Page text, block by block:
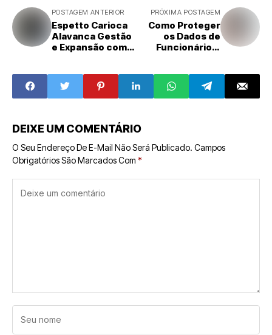
POSTAGEM ANTERIOR
Espetto Carioca
Alavanca Gestão
e Expansão com
PRÓXIMA POSTAGEM
Como Proteger
os Dados de
Funcionários:
Digital
DEIXE UM COMENTÁRIO
O Seu Endereço De E-Mail Não Será Publicado. Campos
Obrigatórios São Marcados Com *